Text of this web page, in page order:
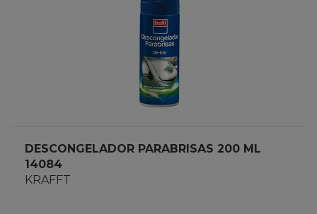
DESCONGELADOR PARABRISAS 200 ML
14084
KRAFFT